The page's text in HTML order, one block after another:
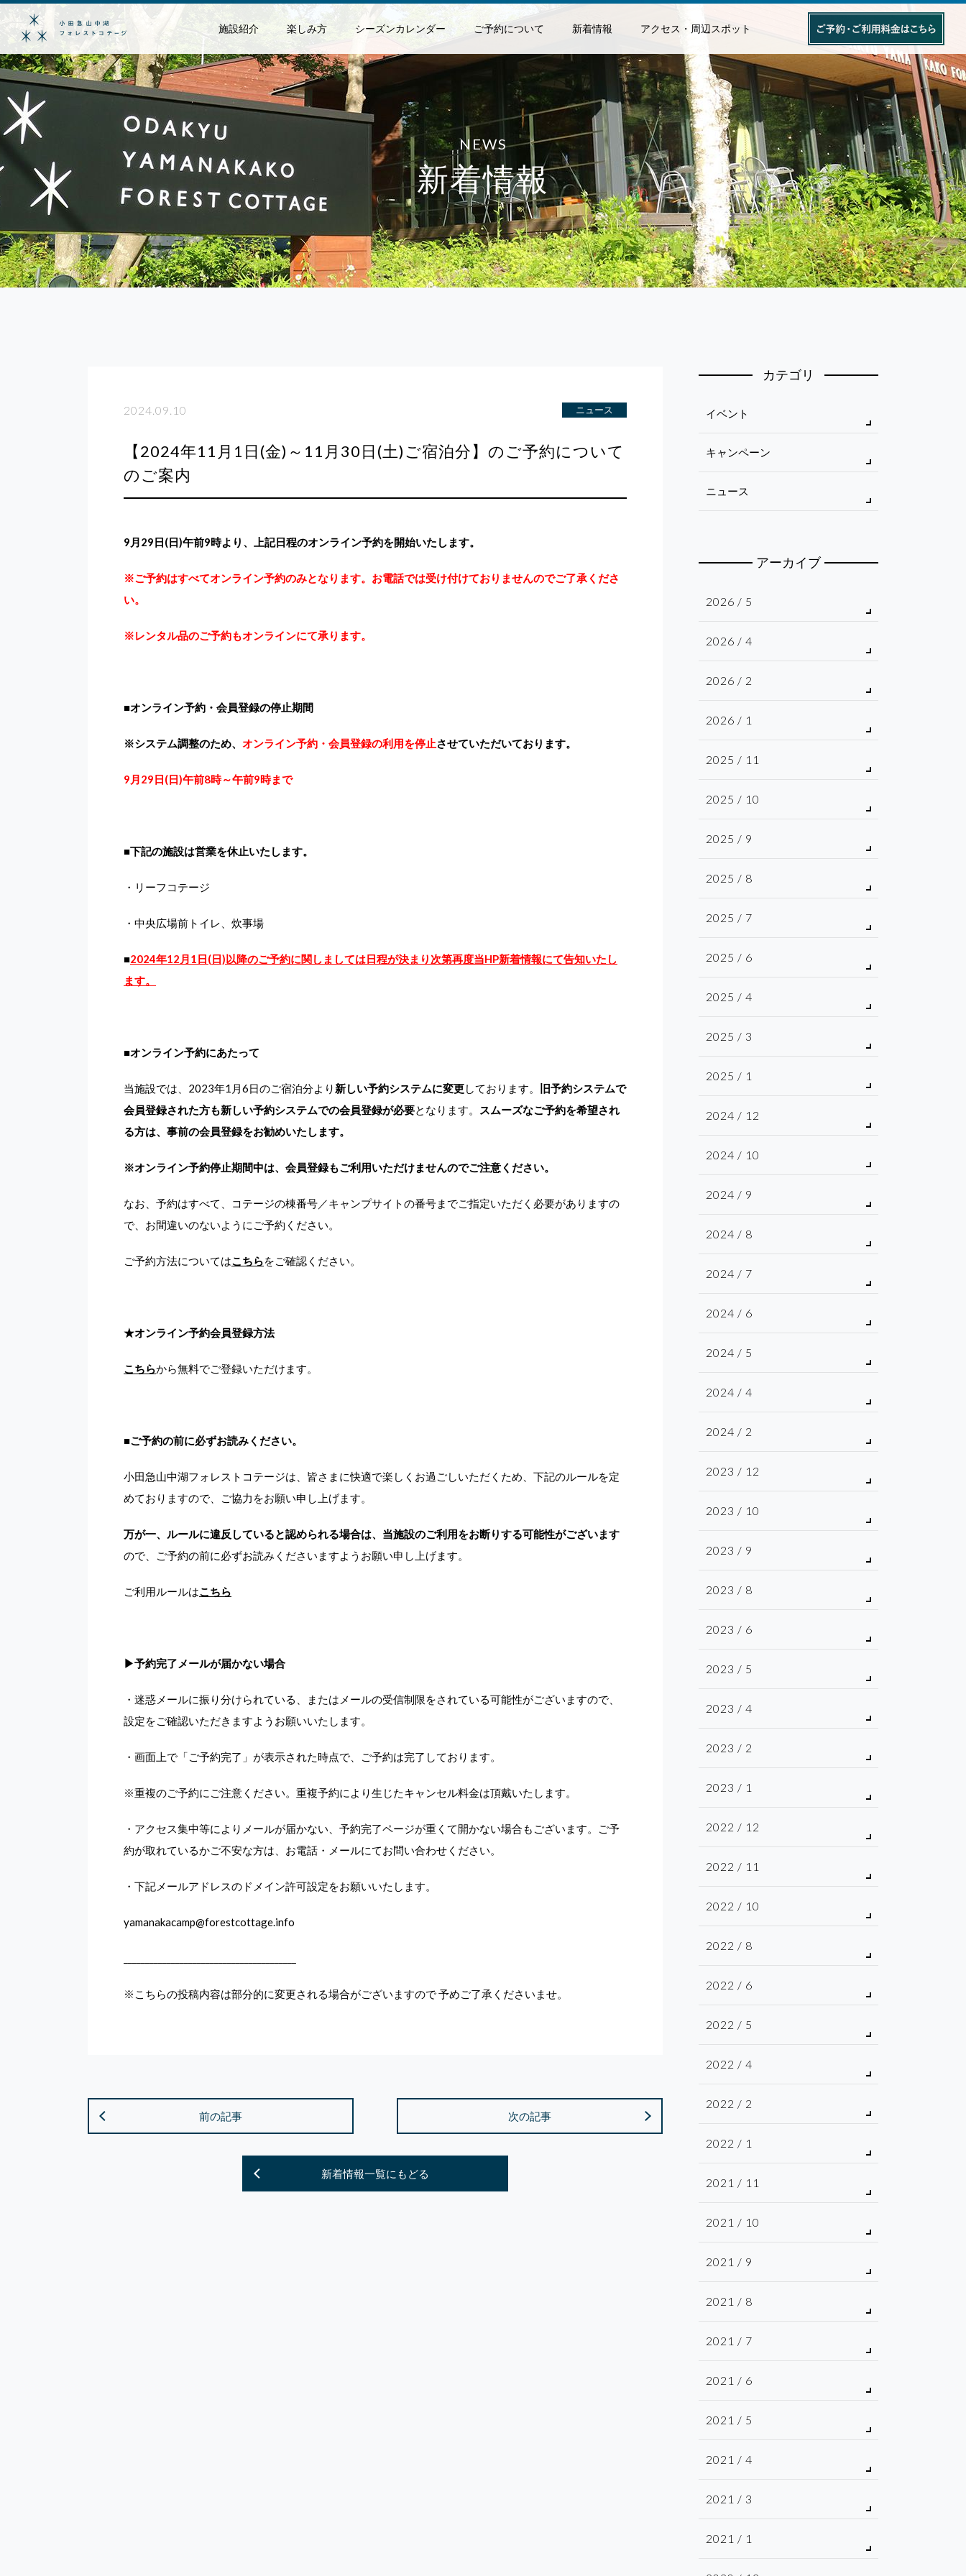
施設紹介 楽しみ方 シーズンカレンダー ご予約について 新着情報 アクセス・周辺スポット
NEWS
新着情報
カテゴリ
イベント
キャンペーン
ニュース
アーカイブ
2026 / 5
2026 / 4
2026 / 2
2026 / 1
2025 / 11
2025 / 10
2025 / 9
2025 / 8
2025 / 7
2025 / 6
2025 / 4
2025 / 3
2025 / 1
2024 / 12
2024 / 10
2024 / 9
2024 / 8
2024 / 7
2024 / 6
2024 / 5
2024 / 4
2024 / 2
2023 / 12
2023 / 10
2023 / 9
2023 / 8
2023 / 6
2023 / 5
2023 / 4
2023 / 2
2023 / 1
2022 / 12
2022 / 11
2022 / 10
2022 / 8
2022 / 6
2022 / 5
2022 / 4
2022 / 2
2022 / 1
2021 / 11
2021 / 10
2021 / 9
2021 / 8
2021 / 7
2021 / 6
2021 / 5
2021 / 4
2021 / 3
2021 / 1
2024.09.10 ニュース
【2024年11月1日(金)～11月30日(土)ご宿泊分】のご予約について
のご案内
9月29日(日)午前9時より、上記日程のオンライン予約を開始いたします。
※ご予約はすべてオンライン予約のみとなります。 お電話では受け付けておりませんのでご了承くださ
い。
※レンタル品のご予約もオンラインにて承ります。
■オンライン予約・会員登録の停止期間
※システム調整のため、 オンライン予約・会員登録の利用を停止させていただいております。
9 月29日(日)午前8時～午前9時まで
■下記の施設は営業を休止いたします。
・リーフコテージ
・中央広場前トイレ、炊事場
■2024年12月1日(日)以降のご予約に関しましては日程が決まり次第再度当HP新着情報にて告知いたし
ます。
■オンライン予約にあたって
当施設では、2023年1月6日のご宿泊分より 新しい予約システムに変更しております。
旧予約システムで
会員登録された方も新しい予約システムでの会員登録が必要となります。
スムーズなご予約を希望され
る方は、 事前の会員登録をお勧めいたします。
※オンライン予約停止期間中は、会員登録もご利用いただけませんのでご注意ください。
なお、予約はすべて、コテージの棟番号／キャンプサイトの番号までご指定いただく必要がありますの
で、お間違いのないようにご予約ください。
ご予約方法についてはこちらをご確認ください。
★オンライン予約会員登録方法
こちらから無料でご登録いただけます。
■ご予約の前に必ずお読みください。
小田急山中湖フォレストコテージは、皆さまに快適で楽しくお過ごしいただくため、下記のルールを定
めておりますので、ご協力をお願い申し上げます。
万が一、ルールに違反していると認められる場合は、当施設のご利用をお断りする可能性がございます
ので、ご予約の前に必ずお読みくださいますようお願い申し上げます。
ご利用ルールはこちら
▶予約完了メールが届かない場合
・迷惑メールに振り分けられている、またはメールの受信制限をされている可能性がございますので、
設定をご確認いただきますようお願いいたします。
・画面上で「ご予約完了」が表示された時点で、ご予約は完了しております。
※重複のご予約にご注意ください。重複予約により生じたキャンセル料金は頂戴いたします。
・アクセス集中等によりメールが届かない、予約完了ページが重くて開かない場合もございます。ご予
約が取れているかご不安な方は、お電話・メールにてお問い合わせください。
・下記メールアドレスのドメイン許可設定をお願いいたします。
yamanakacamp@forestcottage.info
※こちらの投稿内容は部分的に変更される場合がございますので 予めご了承くださいませ。
前の記事 次の記事
新着情報一覧にもどる